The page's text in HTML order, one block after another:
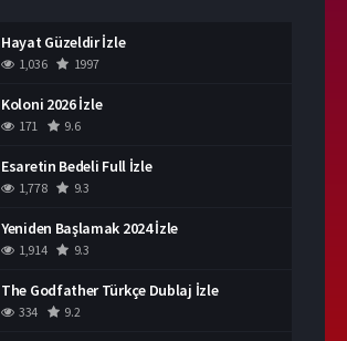
Hayat Güzeldir İzle
1,036 1997
Koloni 2026 İzle
171 9.6
Esaretin Bedeli Full İzle
1,778 9.3
Yeniden Başlamak 2024 İzle
1,914 9.3
The Godfather Türkçe Dublaj İzle
334 9.2